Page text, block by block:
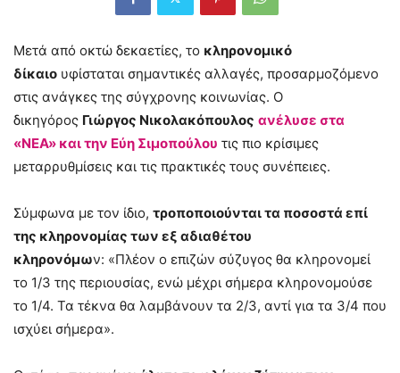
Μετά από οκτώ δεκαετίες, το κληρονομικό
δίκαιο υφίσταται σημαντικές αλλαγές, προσαρμοζόμενο
στις ανάγκες της σύγχρονης κοινωνίας. Ο
δικηγόρος Γιώργος Νικολακόπουλος ανέλυσε στα
«ΝΕΑ» και την Εύη Σιμοπούλου τις πιο κρίσιμες
μεταρρυθμίσεις και τις πρακτικές τους συνέπειες.
Σύμφωνα με τον ίδιο, τροποποιούνται τα ποσοστά επί
της κληρονομίας των εξ αδιαθέτου
κληρονόμων: «Πλέον ο επιζών σύζυγος θα κληρονομεί
το 1/3 της περιουσίας, ενώ μέχρι σήμερα κληρονομούσε
το 1/4. Τα τέκνα θα λαμβάνουν τα 2/3, αντί για τα 3/4 που
ισχύει σήμερα».